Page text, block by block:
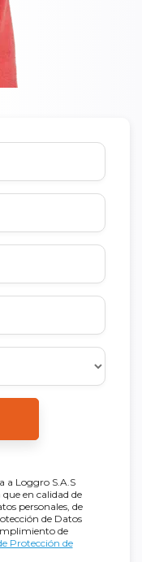
a Loggro S.A.S
que en calidad de
personales, de
de Datos
de
Protección de